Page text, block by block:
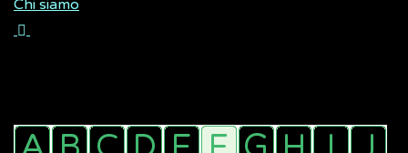
Chi siamo